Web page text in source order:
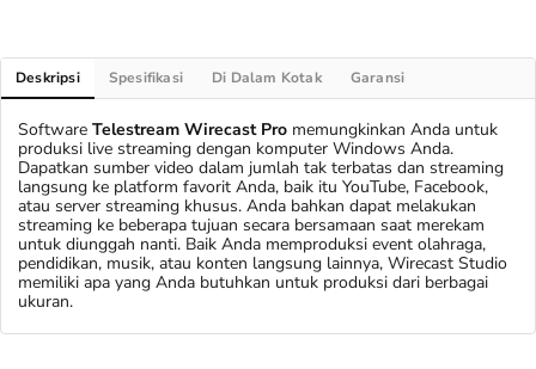
Deskripsi Spesifikasi Di Dalam Kotak Garansi
Software Telestream Wirecast Pro memungkinkan Anda untuk
produksi live streaming dengan komputer Windows Anda.
Dapatkan sumber video dalam jumlah tak terbatas dan streaming
langsung ke platform favorit Anda, baik itu YouTube, Facebook,
atau server streaming khusus. Anda bahkan dapat melakukan
streaming ke beberapa tujuan secara bersamaan saat merekam
untuk diunggah nanti. Baik Anda memproduksi event olahraga,
pendidikan, musik, atau konten langsung lainnya, Wirecast Studio
memiliki apa yang Anda butuhkan untuk produksi dari berbagai
ukuran.